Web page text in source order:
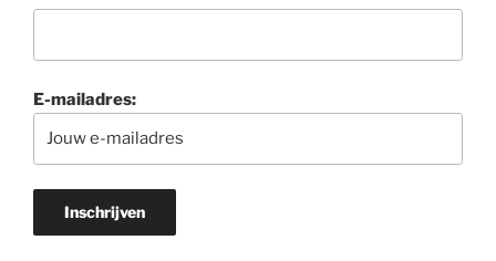
E-mailadres: